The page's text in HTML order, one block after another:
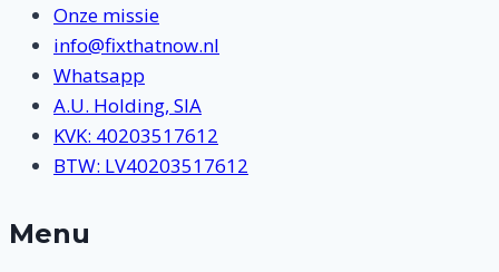
Onze missie
info@fixthatnow.nl
Whatsapp
A.U. Holding, SIA
KVK: 40203517612
BTW: LV40203517612
Menu